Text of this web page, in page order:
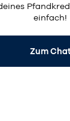
einfach!
Zum